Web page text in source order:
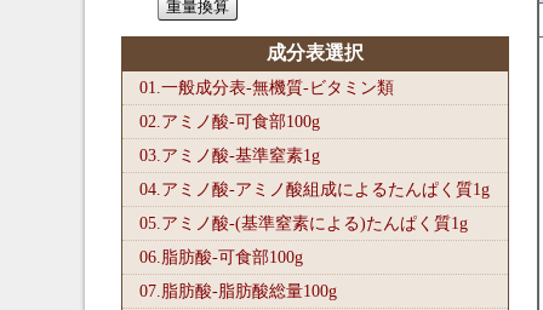
成分表選択
01.一般成分表-無機質-ビタミン類
02.アミノ酸-可食部100g
03.アミノ酸-基準窒素1g
04.アミノ酸-アミノ酸組成によるたんぱく質1g
05.アミノ酸-(基準窒素による)たんぱく質1g
06.脂肪酸-可食部100g
07.脂肪酸-脂肪酸総量100g